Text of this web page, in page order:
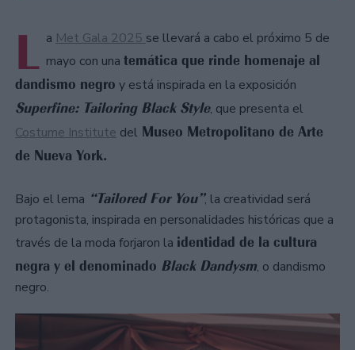
L a Met Gala 2025 se llevará a cabo el próximo 5 de
mayo con una temática que rinde homenaje al
dandismo negro y está inspirada en la exposición
Superfine: Tailoring Black Style, que presenta el
Costume Institute del Museo Metropolitano de Arte
de Nueva York.
Bajo el lema “Tailored For You”, la creatividad será
protagonista, inspirada en personalidades históricas que a
través de la moda forjaron la identidad de la cultura
negra y el denominado Black Dandysm, o dandismo
negro.